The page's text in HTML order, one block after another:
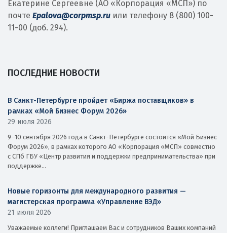
Екатерине Сергеевне (АО «Корпорация «МСП») по
почте Epalova@corpmsp.ru или телефону 8 (800) 100-
11-00 (доб. 294).
ПОСЛЕДНИЕ НОВОСТИ
В Санкт-Петербурге пройдет «Биржа поставщиков» в
рамках «Мой Бизнес Форум 2026»
29 июля 2026
9–10 сентября 2026 года в Санкт-Петербурге состоится «Мой Бизнес
Форум 2026», в рамках которого АО «Корпорация «МСП» совместно
с СПб ГБУ «Центр развития и поддержки предпринимательства» при
поддержке...
Новые горизонты для международного развития —
магистерская программа «Управление ВЭД»
21 июля 2026
Уважаемые коллеги! Приглашаем Вас и сотрудников Ваших компаний